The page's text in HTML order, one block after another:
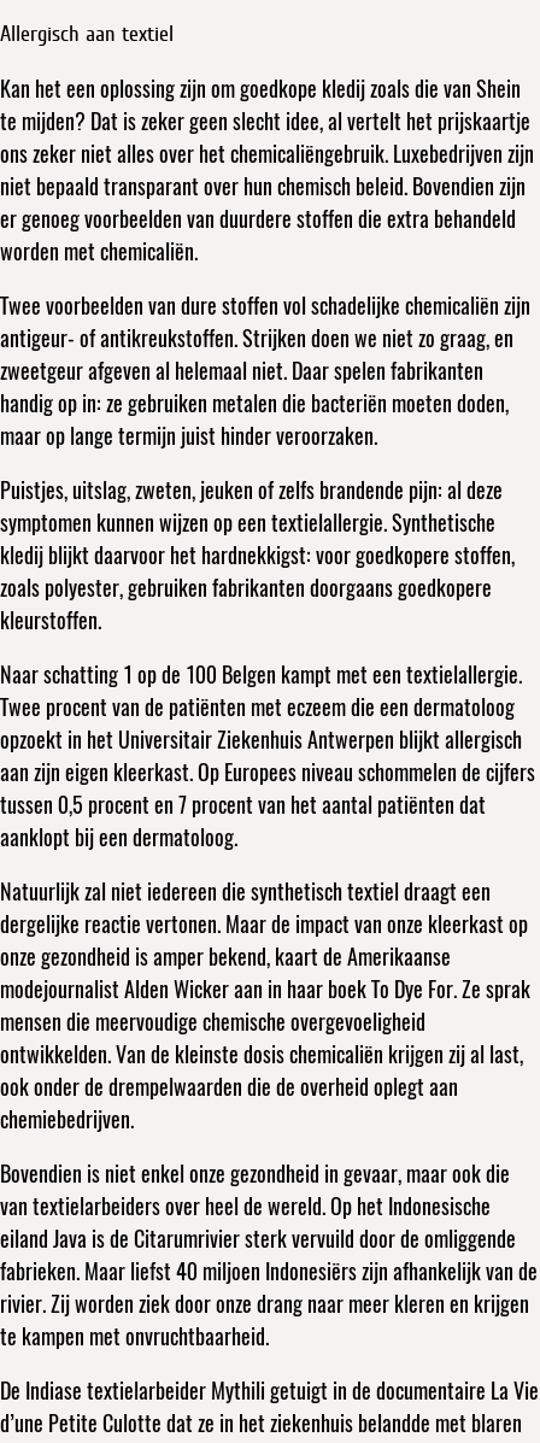
Allergisch aan textiel
Kan het een oplossing zijn om goedkope kledij zoals die van Shein
te mijden? Dat is zeker geen slecht idee, al vertelt het prijskaartje
ons zeker niet alles over het chemicaliëngebruik. Luxebedrijven zijn
niet bepaald transparant over hun chemisch beleid. Bovendien zijn
er genoeg voorbeelden van duurdere stoffen die extra behandeld
worden met chemicaliën.
Twee voorbeelden van dure stoffen vol schadelijke chemicaliën zijn
antigeur- of antikreukstoffen. Strijken doen we niet zo graag, en
zweetgeur afgeven al helemaal niet. Daar spelen fabrikanten
handig op in: ze gebruiken metalen die bacteriën moeten doden,
maar op lange termijn juist hinder veroorzaken.
Puistjes, uitslag, zweten, jeuken of zelfs brandende pijn: al deze
symptomen kunnen wijzen op een textielallergie. Synthetische
kledij blijkt daarvoor het hardnekkigst: voor goedkopere stoffen,
zoals polyester, gebruiken fabrikanten doorgaans goedkopere
kleurstoffen.
Naar schatting 1 op de 100 Belgen kampt met een textielallergie.
Twee procent van de patiënten met eczeem die een dermatoloog
opzoekt in het Universitair Ziekenhuis Antwerpen blijkt allergisch
aan zijn eigen kleerkast. Op Europees niveau schommelen de cijfers
tussen 0,5 procent en 7 procent van het aantal patiënten dat
aanklopt bij een dermatoloog.
Natuurlijk zal niet iedereen die synthetisch textiel draagt een
dergelijke reactie vertonen. Maar de impact van onze kleerkast op
onze gezondheid is amper bekend, kaart de Amerikaanse
modejournalist Alden Wicker aan in haar boek To Dye For. Ze sprak
mensen die meervoudige chemische overgevoeligheid
ontwikkelden. Van de kleinste dosis chemicaliën krijgen zij al last,
ook onder de drempelwaarden die de overheid oplegt aan
chemiebedrijven.
Bovendien is niet enkel onze gezondheid in gevaar, maar ook die
van textielarbeiders over heel de wereld. Op het Indonesische
eiland Java is de Citarumrivier sterk vervuild door de omliggende
fabrieken. Maar liefst 40 miljoen Indonesiërs zijn afhankelijk van de
rivier. Zij worden ziek door onze drang naar meer kleren en krijgen
te kampen met onvruchtbaarheid.
De Indiase textielarbeider Mythili getuigt in de documentaire La Vie
d’une Petite Culotte dat ze in het ziekenhuis belandde met blaren